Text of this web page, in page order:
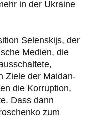
in der Ukraine
Selenskijs, der
Medien, die
Ziele der Maidan-
die Korruption,
Dass dann
zum